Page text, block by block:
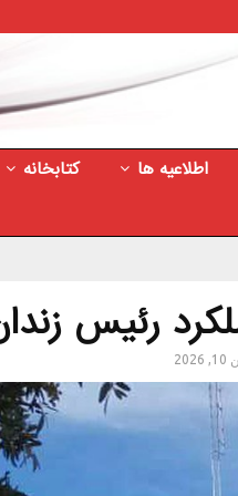
اطلاعیه ها کتابخانه
رئیس